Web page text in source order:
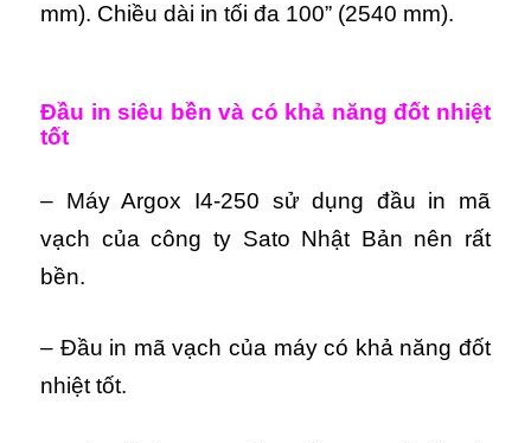
mm). Chiều dài in tối đa 100” (2540 mm).
Đầu in siêu bền và có khả năng đốt nhiệt
tốt
– Máy Argox I4-250 sử dụng đầu in mã
vạch của công ty Sato Nhật Bản nên rất
bền.
– Đầu in mã vạch của máy có khả năng đốt
nhiệt tốt.